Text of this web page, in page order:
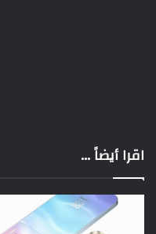
اقرا أيضاً ...